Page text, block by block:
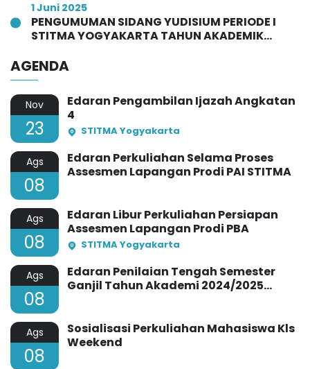
1 Juni 2025
PENGUMUMAN SIDANG YUDISIUM PERIODE I
STITMA YOGYAKARTA TAHUN AKADEMIK
AGENDA
Nov
23
Edaran Pengambilan Ijazah Angkatan
4
STITMA Yogyakarta
Ags
08
Edaran Perkuliahan Selama Proses
Assesmen Lapangan Prodi PAI STITMA
Ags
08
Edaran Libur Perkuliahan Persiapan
Assesmen Lapangan Prodi PBA
STITMA Yogyakarta
Ags
08
Edaran Penilaian Tengah Semester
Ganjil Tahun Akademi 2024/2025
Ags
08
Sosialisasi Perkuliahan Mahasiswa Kls
Weekend